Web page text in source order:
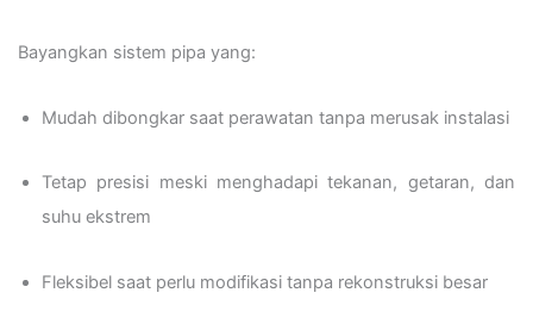
Bayangkan sistem pipa yang:
Mudah dibongkar saat perawatan tanpa merusak instalasi
Tetap presisi meski menghadapi tekanan, getaran, dan
suhu ekstrem
Fleksibel saat perlu modifikasi tanpa rekonstruksi besar